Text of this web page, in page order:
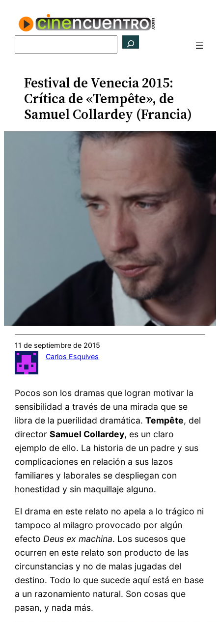
contenido
Festival de Venecia 2015:
Crítica de «Tempête», de
Samuel Collardey (Francia)
11 de septiembre de 2015
Carlos Esquives
Pocos son los dramas que logran motivar la
sensibilidad a través de una mirada que se
libra de la puerilidad dramática.Tempête, del
directorSamuel Collardey, es un claro
ejemplo de ello. La historia de un padre y sus
complicaciones en relación a sus lazos
familiares y laborales se despliegan con
honestidad y sin maquillaje alguno.
El drama en este relato no apela a lo trágico ni
tampoco al milagro provocado por algún
efecto Deus ex machina. Los sucesos que
ocurren en este relato son producto de las
circunstancias y no de malas jugadas del
destino. Todo lo que sucede aquí está en base
a un razonamiento natural. Son cosas que
pasan, y nada más.